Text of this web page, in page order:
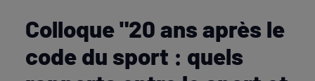
Colloque "20 ans après le
code du sport : quels